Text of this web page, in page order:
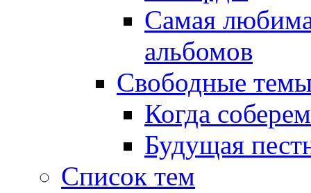
Самая
альбомов
Свободные
Когда
Будущая
Список тем